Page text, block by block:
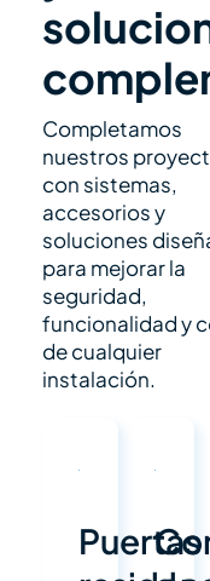
Completamos
nuestros
con sistemas,
accesorios y
soluciones
para mejorar la
seguridad,
funcionalidad y
de cualquier
instalación.
Puertas